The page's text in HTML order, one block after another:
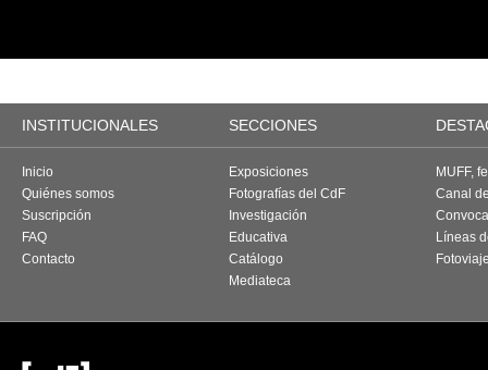
INSTITUCIONALES SECCIONES
Inicio
Quiénes somos
Suscripción
FAQ
Contacto
Exposiciones
Fotografías del CdF
Investigación
Educativa
Catálogo
Mediateca
MUFF,
Canal
Líneas